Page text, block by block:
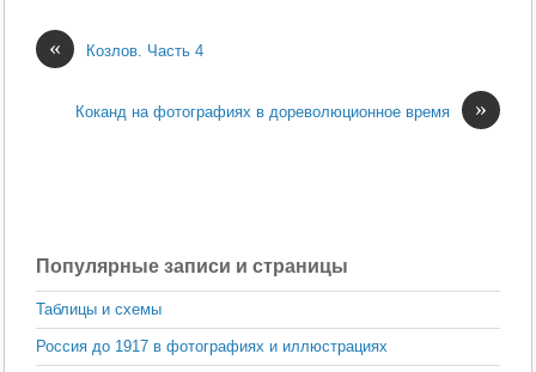
« Козлов. Часть 4
»
Коканд на фотографиях в дореволюционное время
Популярные записи и страницы
Таблицы и схемы
Россия до 1917 в фотографиях и иллюстрациях